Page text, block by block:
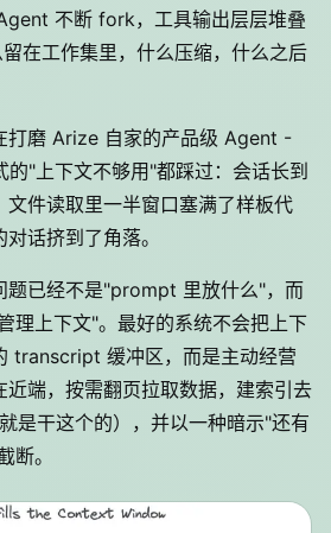
不断 fork，工具输出层层堆叠
在工作集里，什么压缩，什么之后
打磨 Arize 自家的产品级 Agent -
"上下文不够用"都踩过：会话长到
文件读取里一半窗口塞满了样板代
话挤到了角落。
题已经不是"prompt 里放什么"，而
理上下文"。最好的系统不会把上下
transcript 缓冲区，而是主动经营
近端，按需翻页拉取数据，建索引去
是干这个的），并以一种暗示"还有
断。